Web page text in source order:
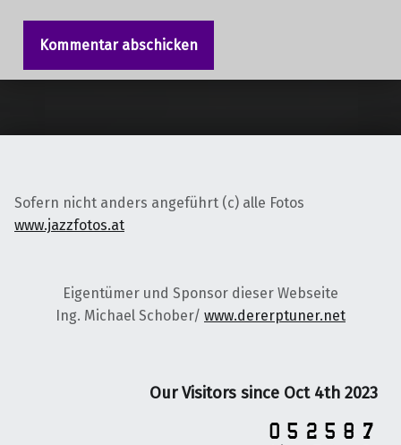
Sofern nicht anders angeführt (c) alle Fotos
www.jazzfotos.at
Eigentümer und Sponsor dieser Webseite
Ing. Michael Schober/ www.dererptuner.net
Our Visitors since Oct 4th 2023